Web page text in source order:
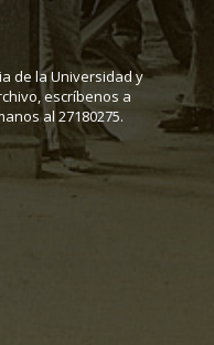
de la Universidad y
escríbenos a
al 27180275.